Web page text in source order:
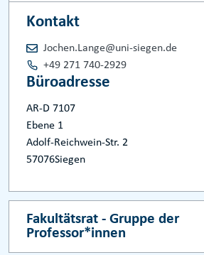
Kontakt
Jochen.Lange@uni-siegen.de
+49 271 740-2929
Büroadresse
AR-D 7107
Ebene 1
Adolf-Reichwein-Str. 2
57076Siegen
Fakultätsrat - Gruppe der
Professor*innen